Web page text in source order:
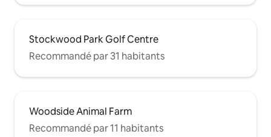
Stockwood Park Golf Centre
Recommandé par 31 habitants
Woodside Animal Farm
Recommandé par 11 habitants